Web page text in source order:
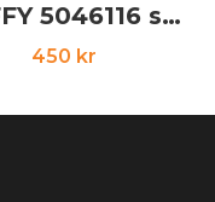
DUFFY 5046116 svart
450 kr